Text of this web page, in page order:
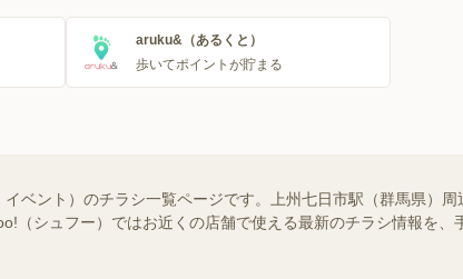
aruku&（あるくと）
歩いてポイントが貯まる
イベント）のチラシ一覧ページです。上州七日市駅（群馬県）
（シュフー）ではお近くの店舗で使える最新のチラシ情報を